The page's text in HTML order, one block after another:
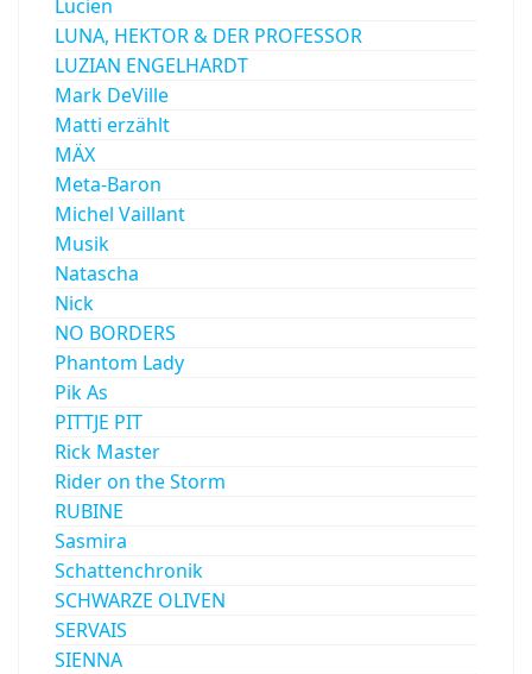
Lucien
LUNA, HEKTOR & DER PROFESSOR
LUZIAN ENGELHARDT
Mark DeVille
Matti erzählt
MÄX
Meta-Baron
Michel Vaillant
Musik
Natascha
Nick
NO BORDERS
Phantom Lady
Pik As
PITTJE PIT
Rick Master
Rider on the Storm
RUBINE
Sasmira
Schattenchronik
SCHWARZE OLIVEN
SERVAIS
SIENNA